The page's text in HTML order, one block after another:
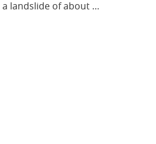
a landslide of about …